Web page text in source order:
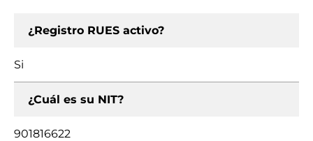
¿Registro RUES activo?
Si
¿Cuál es su NIT?
901816622